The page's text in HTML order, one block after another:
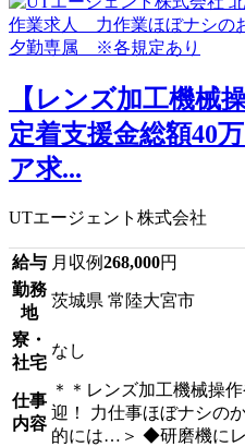
【レンズ加工機械
定着支援金総額40
ア求...
UTエージェント株式会社
給与 月収例268,000円
勤務
地
茨城県 常陸大宮市
寮・
社宅
なし
仕事
内容
＊＊レンズ加工機械操
迎！ 力仕事ほぼナシの
的には…＞ ◆研磨機に